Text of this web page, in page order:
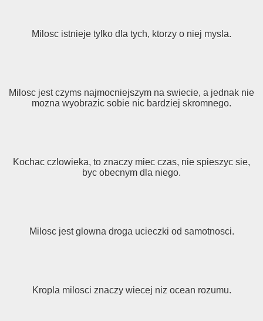
Milosc istnieje tylko dla tych, ktorzy o niej mysla.
Milosc jest czyms najmocniejszym na swiecie, a jednak nie
mozna wyobrazic sobie nic bardziej skromnego.
Kochac czlowieka, to znaczy miec czas, nie spieszyc sie,
byc obecnym dla niego.
Milosc jest glowna droga ucieczki od samotnosci.
Kropla milosci znaczy wiecej niz ocean rozumu.